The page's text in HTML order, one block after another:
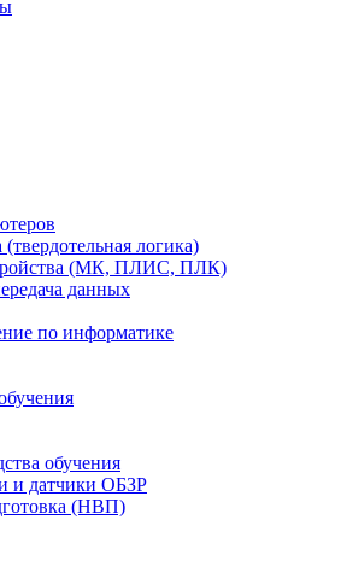
логика)
(МК, ПЛИС, ПЛК)
данных
по информатике
обучения
и датчики ОБЗР
(НВП)